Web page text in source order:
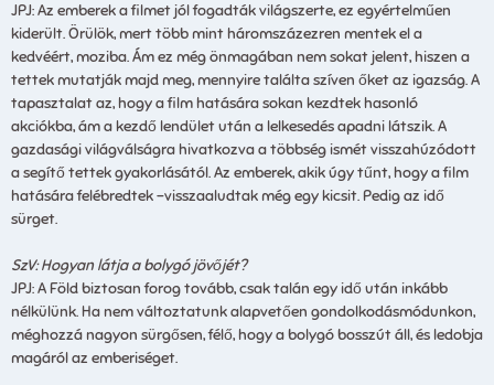
JPJ: Az emberek a filmet jól fogadták világszerte, ez egyértelműen
kiderült. Örülök, mert több mint háromszázezren mentek el a
kedvéért, moziba. Ám ez még önmagában nem sokat jelent, hiszen a
tettek mutatják majd meg, mennyire találta szíven őket az igazság. A
tapasztalat az, hogy a film hatására sokan kezdtek hasonló
akciókba, ám a kezdő lendület után a lelkesedés apadni látszik. A
gazdasági világválságra hivatkozva a többség ismét visszahúzódott
a segítő tettek gyakorlásától. Az emberek, akik úgy tűnt, hogy a film
hatására felébredtek –visszaaludtak még egy kicsit. Pedig az idő
sürget.
SzV: Hogyan látja a bolygó jövőjét?
JPJ: A Föld biztosan forog tovább, csak talán egy idő után inkább
nélkülünk. Ha nem változtatunk alapvetően gondolkodásmódunkon,
méghozzá nagyon sürgősen, félő, hogy a bolygó bosszút áll, és ledobja
magáról az emberiséget.